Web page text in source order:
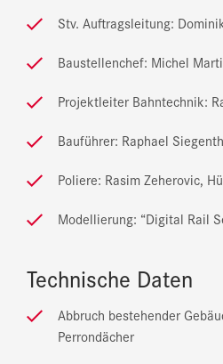
Stv. Auftragsleitung:
Baustellenchef: Michel
Projektleiter Bahntechnik:
Bauführer: Raphael
Poliere: Rasim Zeherovic,
Modellierung: “Digital Rail
Technische Daten
Abbruch bestehender
Perrondächer